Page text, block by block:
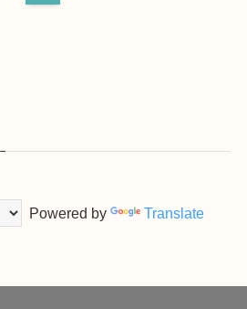
Powered by Translate